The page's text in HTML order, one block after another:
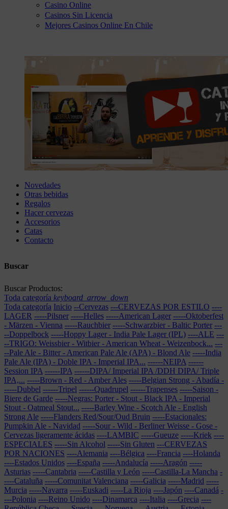
Casino Online
Casinos Sin Licencia
Mejores Casinos Online En Chile
Novedades
Otras bebidas
Regalos
Hacer cervezas
Accesorios
Catas
Contacto
Buscar
Buscar Productos:
Toda categoría keyboard_arrow_down
Toda categoría Inicio --Cervezas ---CERVEZAS POR ESTILO ----
LAGER -----Pilsner -----Helles -----American Lager -----Oktoberfest
- Märzen - Vienna -----Rauchbier -----Schwarzbier - Baltic Porter ---
--Doppelbock -----Hoppy Lager - India Pale Lager (IPL) ----ALE ---
--TRIGO: Weissbier - Witbier - American Wheat - Weizenbock... ---
--Pale Ale - Bitter - American Pale Ale (APA) - Blond Ale -----India
Pale Ale (IPA) - Doble IPA - Imperial IPA... ------NEIPA ------
Session IPA ------IPA ------DIPA/ Imperial IPA /DDH DIPA/ Triple
IPA,... -----Brown - Red - Amber Ales -----Belgian Strong - Abadía -
-----Dubbel ------Tripel ------Quadrupel ------Trapenses -----Saison -
Biere de Garde -----Negras: Porter - Stout - Black IPA - Imperial
Stout - Oatmeal Stout... -----Barley Wine - Scotch Ale - English
Strong Ale -----Flanders Red/Sour/Oud Bruin -----Estacionales:
Pumpkin Ale - Navidad -----Sour - Wild - Berliner Weisse - Gose -
Cervezas ligeramente ácidas ----LAMBIC -----Gueuze -----Kriek ----
ESPECIALES -----Sin Alcohol -----Sin Gluten ---CERVEZAS
POR NACIONES ----Alemania ----Bélgica ----Francia ----Holanda
----Estados Unidos ----España -----Andalucía -----Aragón -----
Asturias -----Cantabria -----Castilla y León -----Castilla-La Mancha -
----Cataluña -----Comunitat Valenciana -----Galicia -----Madrid -----
Murcia -----Navarra -----Euskadi -----La Rioja ----Japón ----Canadá -
---Polonia ----Reino Unido ----Dinamarca ----Italia ----Grecia ----